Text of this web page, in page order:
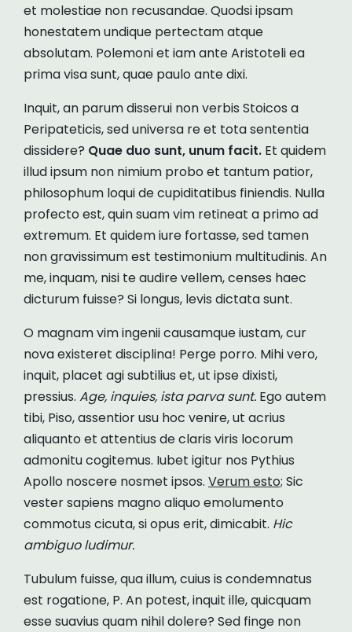
et molestiae non recusandae. Quodsi ipsam
honestatem undique pertectam atque
absolutam. Polemoni et iam ante Aristoteli ea
prima visa sunt, quae paulo ante dixi.
Inquit, an parum disserui non verbis Stoicos a
Peripateticis, sed universa re et tota sententia
dissidere? Quae duo sunt, unum facit. Et quidem
illud ipsum non nimium probo et tantum patior,
philosophum loqui de cupiditatibus finiendis. Nulla
profecto est, quin suam vim retineat a primo ad
extremum. Et quidem iure fortasse, sed tamen
non gravissimum est testimonium multitudinis. An
me, inquam, nisi te audire vellem, censes haec
dicturum fuisse? Si longus, levis dictata sunt.
O magnam vim ingenii causamque iustam, cur
nova existeret disciplina! Perge porro. Mihi vero,
inquit, placet agi subtilius et, ut ipse dixisti,
pressius. Age, inquies, ista parva sunt. Ego autem
tibi, Piso, assentior usu hoc venire, ut acrius
aliquanto et attentius de claris viris locorum
admonitu cogitemus. Iubet igitur nos Pythius
Apollo noscere nosmet ipsos. Verum esto; Sic
vester sapiens magno aliquo emolumento
commotus cicuta, si opus erit, dimicabit. Hic
ambiguo ludimur.
Tubulum fuisse, qua illum, cuius is condemnatus
est rogatione, P. An potest, inquit ille, quicquam
esse suavius quam nihil dolere? Sed finge non